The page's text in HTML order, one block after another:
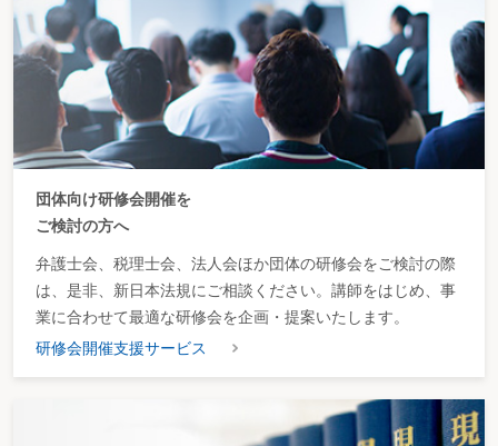
団体向け研修会開催を
ご検討の方へ
弁護士会、税理士会、法人会ほか団体の研修会をご検討の際
は、是非、新日本法規にご相談ください。講師をはじめ、事
業に合わせて最適な研修会を企画・提案いたします。
研修会開催支援サービス